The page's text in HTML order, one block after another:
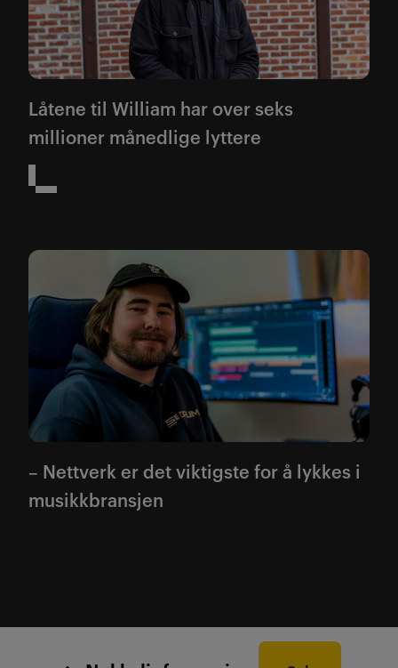
Låtene til William har over seks
millioner månedlige lyttere
– Nettverk er det viktigste for å lykkes i
musikkbransjen